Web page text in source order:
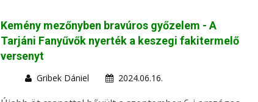
Kemény mezőnyben bravúros győzelem - A
Tarjáni Fanyűvők nyerték a keszegi fakitermelő
versenyt
Gribek Dániel 2024.06.16.